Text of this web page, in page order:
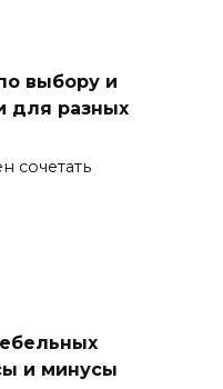
выбору и
для разных
сочетать
и минусы